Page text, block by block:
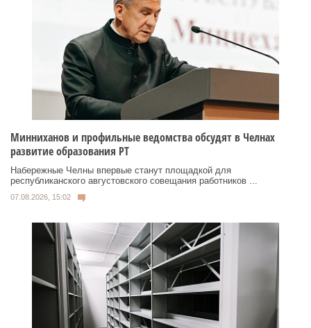
Минниханов и профильные ведомства обсудят в Челнах
развитие образования РТ
Набережные Челны впервые станут площадкой для
республиканского августовского совещания работников ...
07.08.2026, 15:02